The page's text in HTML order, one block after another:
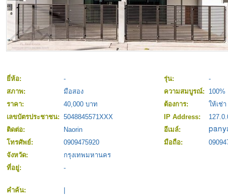
ยี่ห้อ: - รุ่น:
-
สภาพ:
มือสอง ความสมบูรณ์:
100%
ราคา:
40,000 บาท ต้องการ:
ให้เช่า
เลขบัตรประชาชน: 5048845571XXX IP Address:
ติดต่อ:
Naorin
อีเมล์:
โทรศัพย์:
0909475920 มือถือ:
จังหวัด:
กรุงเทพมหานคร
ที่อยู่:
-
คำค้น: